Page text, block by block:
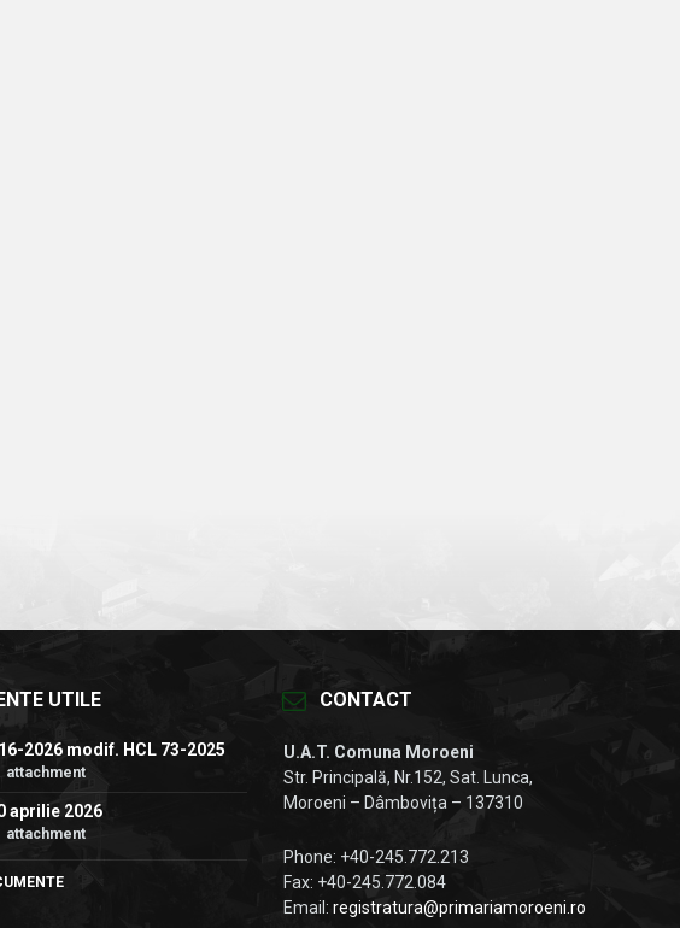
UTILE
2026 modif. HCL 73-2025
attachment
aprilie 2026
attachment
CONTACT
U.A.T. Comuna Moroeni
Str. Principală, Nr.152, Sat. Lunca,
Moroeni – Dâmbovița – 137310
Phone: +40-245.772.213
Fax: +40-245.772.084
Email:registratura@primariamoroeni.ro